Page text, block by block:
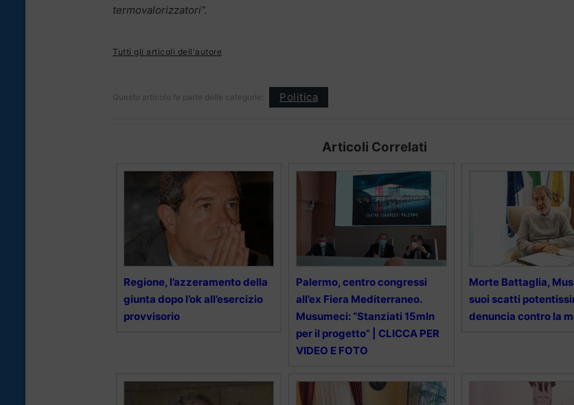
termovalorizzatori”.
Tutti gli articoli dell'autore
Questo articolo fa parte delle categorie: Politica
Articoli Correlati
Regione, l’azzeramento della
giunta dopo l’ok all’esercizio
provvisorio
Palermo, centro congressi
all’ex Fiera Mediterraneo.
Musumeci: “Stanziati 15mln
per il progetto” | CLICCA PER
VIDEO E FOTO
Morte Battaglia,
suoi scatti
denuncia contro la